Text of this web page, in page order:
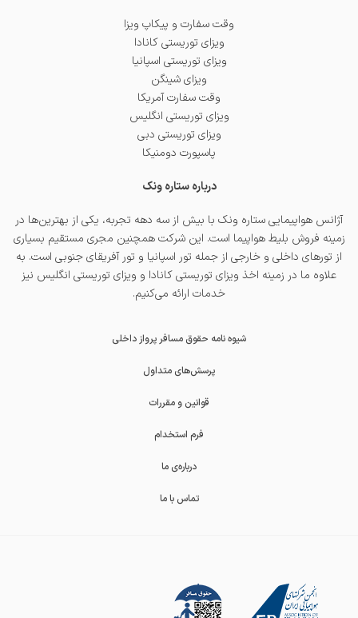
وقت سفارت و پیکاپ ویزا
ویزای توریستی کانادا
ویزای توریستی اسپانیا
ویزای شینگن
وقت سفارت آمریکا
ویزای توریستی انگلیس
ویزای توریستی دبی
پاسپورت دومنیکا
درباره ستاره ونک
آژانس هواپیمایی ستاره ونک با بیش از سه دهه تجربه، یکی از بهترین‌ها در
زمینه فروش بلیط هواپیما است. این شرکت همچنین مجری مستقیم بسیاری
از تورهای داخلی و خارجی از جمله تور اسپانیا و تور آفریقای جنوبی است. به
علاوه ما در زمینه اخذ ویزای توریستی کانادا و ویزای توریستی انگلیس نیز
خدمات ارائه می‌کنیم.
شیوه نامه حقوق مسافر پرواز داخلی
پرسش‌های متداول
قوانین و مقررات
فرم استخدام
درباره‌ی ما
تماس با ما